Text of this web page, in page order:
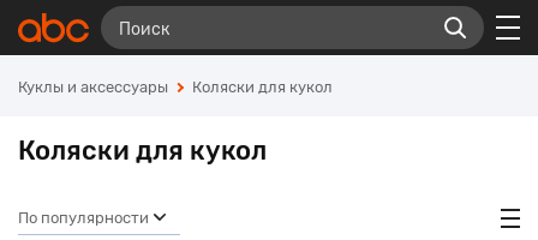
Куклы и аксесcуары Коляски для кукол
Коляски для кукол
По популярности